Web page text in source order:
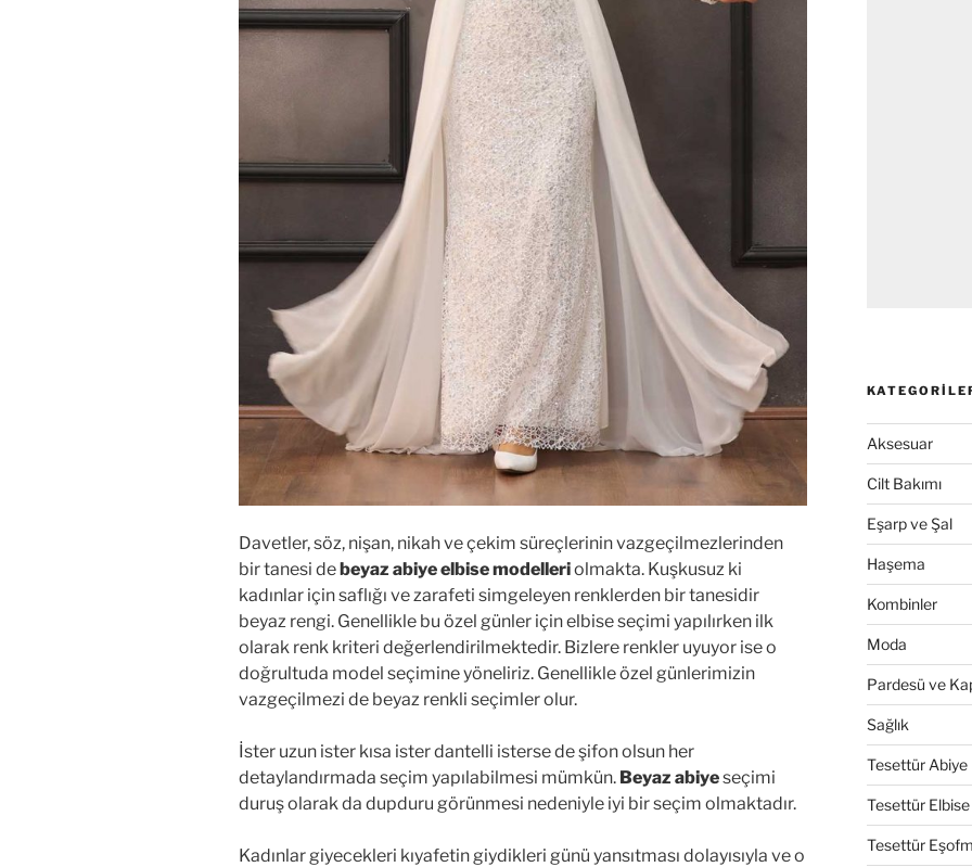
Davetler, söz, nişan, nikah ve çekim süreçlerinin vazgeçilmezlerinden
bir tanesi debeyaz abiye elbise modelleriolmakta. Kuşkusuz ki
kadınlar için saflığı ve zarafeti simgeleyen renklerden bir tanesidir
beyaz rengi. Genellikle bu özel günler için elbise seçimi yapılırken ilk
olarak renk kriteri değerlendirilmektedir. Bizlere renkler uyuyor ise o
doğrultuda model seçimine yöneliriz. Genellikle özel günlerimizin
vazgeçilmezi de beyaz renkli seçimler olur.
İster uzun ister kısa ister dantelli isterse de şifon olsun her
detaylandırmada seçim yapılabilmesi mümkün. Beyaz abiyeseçimi
duruş olarak da dupduru görünmesi nedeniyle iyi bir seçim olmaktadır.
Kadınlar giyecekleri kıyafetin giydikleri günü yansıtması dolayısıyla ve o
Aksesuar
Cilt Bakımı
Eşarp ve Şal
Haşema
Kombinler
Moda
Pardesü ve
Sağlık
Tesettür Abiye
Tesettür Elbise
Tesettür